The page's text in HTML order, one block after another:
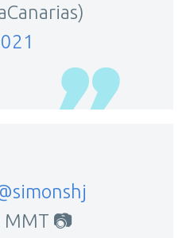
📷